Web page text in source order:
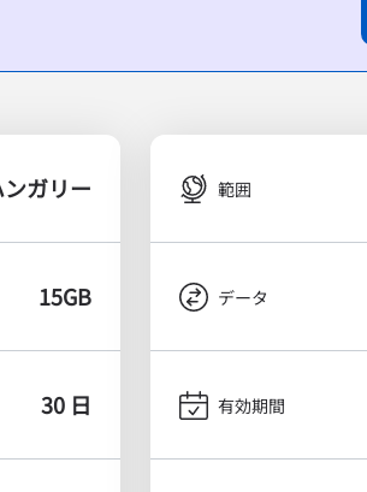
ガリー
15GB
30 日
範囲
データ
有効期間